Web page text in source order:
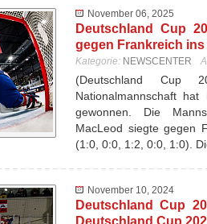
November 06, 2025
Deutschland Cup
gegen Frankreich
Kategorie: NEWSCENTER
(Deutschland Cup
Nationalmannschaft
gewonnen. Die
MacLeod siegte gegen
(1:0, 0:0, 1:2, 0:0, 1:0).
November 10, 2024
Deutschland Cup
Deutschland Cup